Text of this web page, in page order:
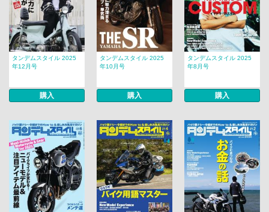
タンデムスタイル 2025
年12月号
購入
タンデムスタイル 2025
年10月号
購入
タンデムスタイル 2025
年8月号
購入